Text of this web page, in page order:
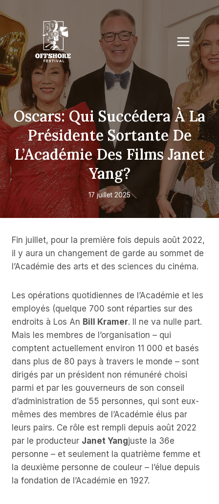
to
content
Oscars: Qui Succédera À La
Présidente Sortante De
L’Académie Des Films Janet
Yang?
17 juillet 2025
Fin juillet, pour la première fois depuis août 2022,
il y aura un changement de garde au sommet de
l’Académie des arts et des sciences du cinéma.
Les opérations quotidiennes de l’Académie et les
employés (quelque 700 sont réparties sur des
endroits à Los An Bill Kramer. Il ne va nulle part.
Mais les membres de l’organisation – qui
comptent actuellement environ 11 000 et basés
dans plus de 80 pays à travers le monde – sont
dirigés par un président non rémunéré choisi
parmi et par les gouverneurs de son conseil
d’administration de 55 personnes, qui sont eux-
mêmes des membres de l’Académie élus par
leurs pairs. Ce rôle est rempli depuis août 2022
par le producteur Janet Yangjuste la 36e
personne – et seulement la quatrième femme et
la deuxième personne de couleur – l’élue depuis
la fondation de l’Académie en 1927.